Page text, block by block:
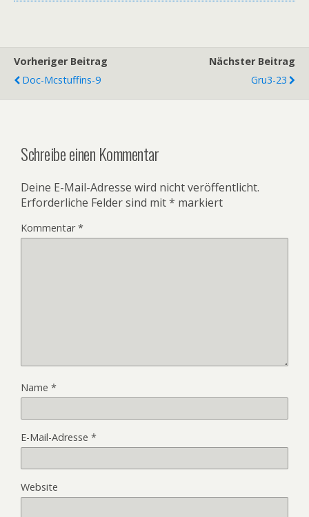
Vorheriger Beitrag
Doc-Mcstuffins-9
Nächster Beitrag
Gru3-23
Schreibe einen Kommentar
Deine E-Mail-Adresse wird nicht veröffentlicht.
Erforderliche Felder sind mit* markiert
Kommentar*
Name *
E-Mail-Adresse *
Website